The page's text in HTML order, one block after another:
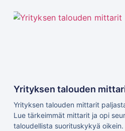
Yrityksen talouden
Yrityksen talouden mittarit
Lue tärkeimmät mittarit ja opi
taloudellista suorituskykyä oikein.